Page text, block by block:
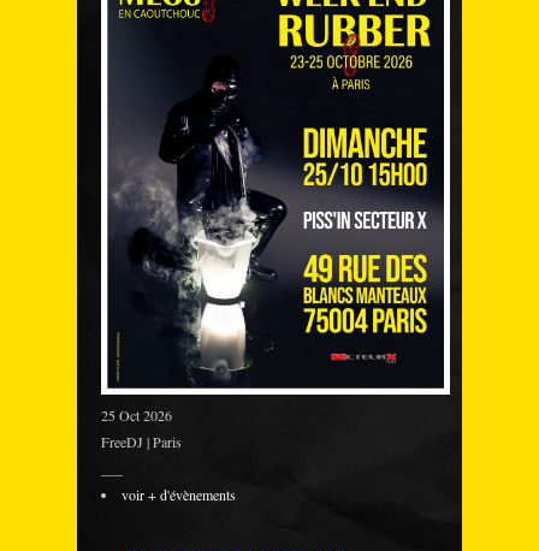
25 Oct 2026
FreeDJ | Paris
voir + d'évènements